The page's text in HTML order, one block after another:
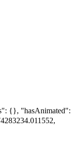
{}, "hasAnimated":